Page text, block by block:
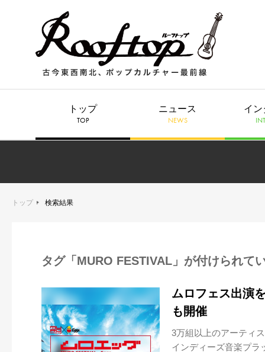
トップ
TOP
ニュース
NEWS
イン
トップ 検索結果
タグ「MURO FESTIVAL」が付けられて
ムロフェス出演
も開催
3万組以上のアーティ
インディーズ音楽プラ